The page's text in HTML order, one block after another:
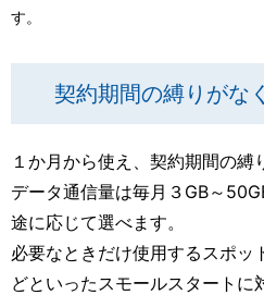
す。
契約期間の縛りがな
１か月から使え、契約期間の縛
データ通信量は毎月３GB～
途に応じて選べます。
必要なときだけ使用するスポッ
どといったスモールスタートに